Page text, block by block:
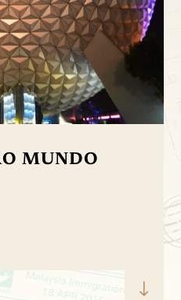
MUNDO
"